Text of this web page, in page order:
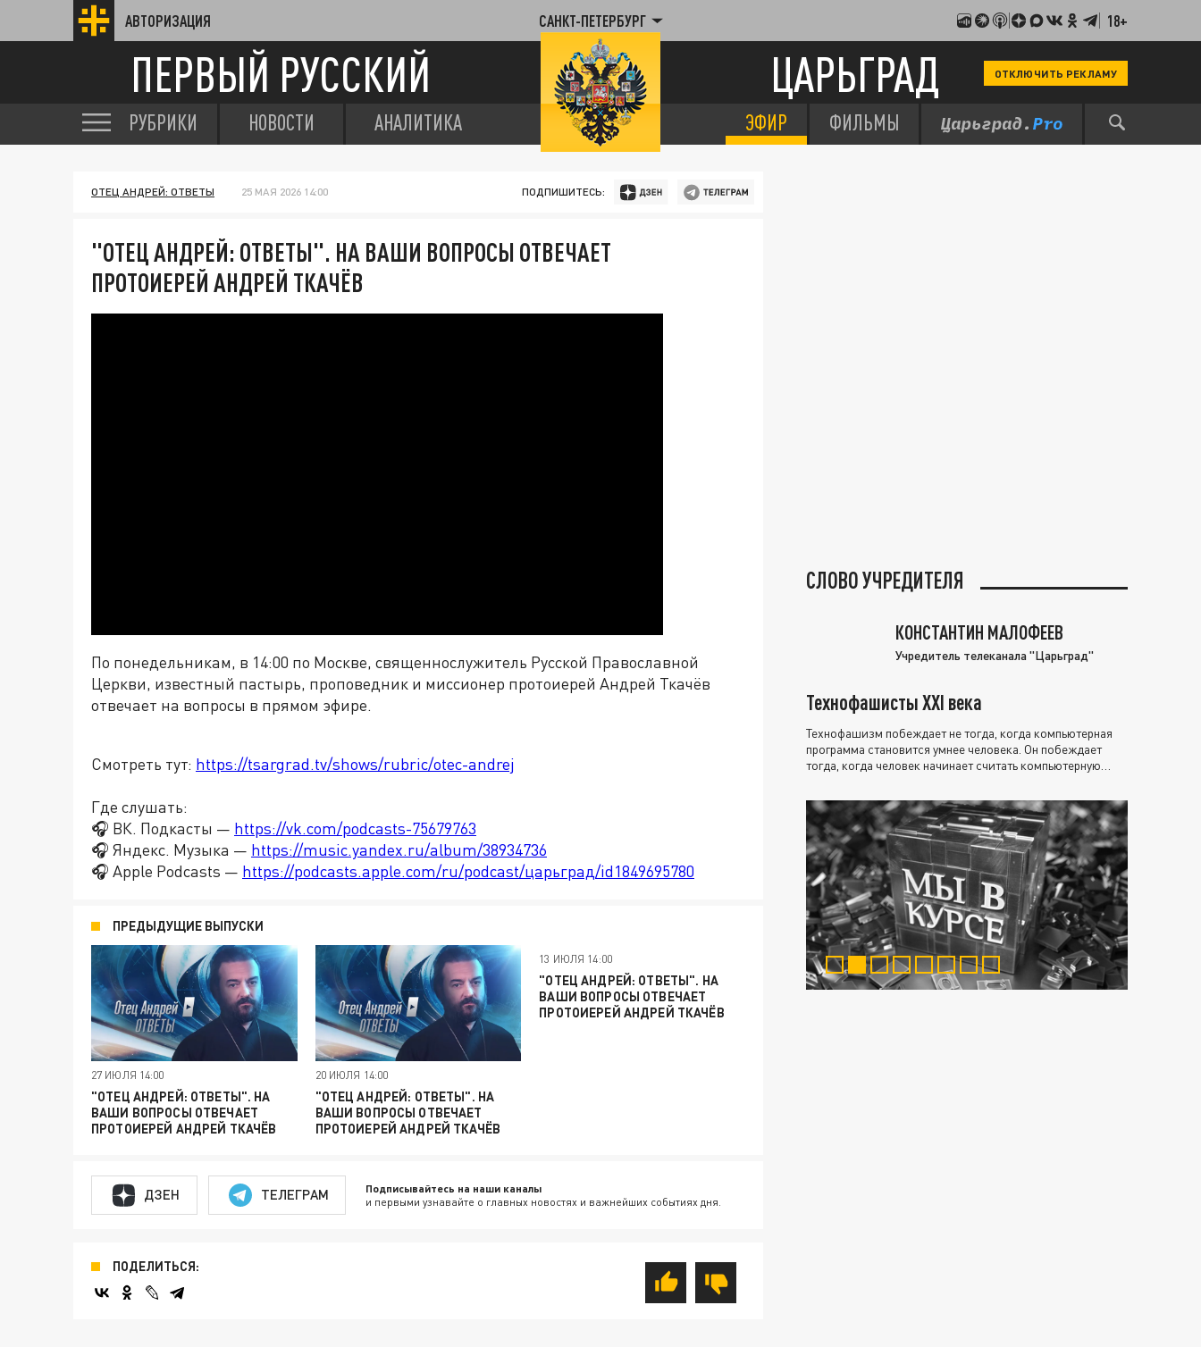
АВТОРИЗАЦИЯ САНКТ-ПЕТЕРБУРГ 18+
ПЕРВЫЙ РУССКИЙ ЦАРЬГРАД ОТКЛЮЧИТЬ РЕКЛАМУ
РУБРИКИ НОВОСТИ АНАЛИТИКА ЭФИР ФИЛЬМЫ
ОТЕЦ АНДРЕЙ: ОТВЕТЫ 25 МАЯ 2026 14:00 ПОДПИШИТЕСЬ:
"ОТЕЦ АНДРЕЙ: ОТВЕТЫ". НА ВАШИ ВОПРОСЫ ОТВЕЧАЕТ
ПРОТОИЕРЕЙ АНДРЕЙ ТКАЧЁВ
По понедельникам, в 14:00 по Москве, священнослужитель Русской Православной
Церкви, известный пастырь, проповедник и миссионер протоиерей Андрей Ткачёв
отвечает на вопросы в прямом эфире.
Смотреть тут: https://tsargrad.tv/shows/rubric/otec-andrej
Где слушать:
🎧 ВК. Подкасты — https://vk.com/podcasts-75679763
🎧 Яндекс. Музыка — https://music.yandex.ru/album/38934736
🎧 Apple Podcasts — https://podcasts.apple.com/ru/podcast/царьград/id1849695780
ПРЕДЫДУЩИЕ ВЫПУСКИ
27 ИЮЛЯ 14:00
"ОТЕЦ АНДРЕЙ: ОТВЕТЫ". НА
ВАШИ ВОПРОСЫ ОТВЕЧАЕТ
ПРОТОИЕРЕЙ АНДРЕЙ ТКАЧЁВ
20 ИЮЛЯ 14:00
"ОТЕЦ АНДРЕЙ: ОТВЕТЫ". НА
ВАШИ ВОПРОСЫ ОТВЕЧАЕТ
ПРОТОИЕРЕЙ АНДРЕЙ ТКАЧЁВ
13 ИЮЛЯ 14:00
"ОТЕЦ АНДРЕЙ: ОТВЕТЫ". НА
ВАШИ ВОПРОСЫ ОТВЕЧАЕТ
ПРОТОИЕРЕЙ АНДРЕЙ ТКАЧЁВ
ДЗЕН ТЕЛЕГРАМ Подписывайтесь на наши каналы
и первыми узнавайте о главных новостях и важнейших событиях дня.
ПОДЕЛИТЬСЯ:
СЛОВО УЧРЕДИТЕЛЯ
КОНСТАНТИН МАЛОФЕЕВ
Учредитель телеканала "Царьград"
Технофашисты XXI века
Технофашизм побеждает не тогда, когда компьютерная
программа становится умнее человека. Он побеждает
тогда, когда человек начинает считать компьютерную